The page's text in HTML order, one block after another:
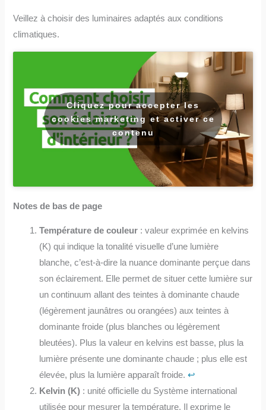
Veillez à choisir des luminaires adaptés aux conditions
climatiques.
Cliquez pour accepter les
cookies marketing et activer ce
contenu
Notes de bas de page
Température de couleur : valeur exprimée en kelvins
(K) qui indique la tonalité visuelle d’une lumière
blanche, c’est-à-dire la nuance dominante perçue dans
son éclairement. Elle permet de situer cette lumière sur
un continuum allant des teintes à dominante chaude
(légèrement jaunâtres ou orangées) aux teintes à
dominante froide (plus blanches ou légèrement
bleutées). Plus la valeur en kelvins est basse, plus la
lumière présente une dominante chaude ; plus elle est
élevée, plus la lumière apparaît froide.↩︎
Kelvin (K) : unité officielle du Système international
utilisée pour mesurer la température. Il exprime le